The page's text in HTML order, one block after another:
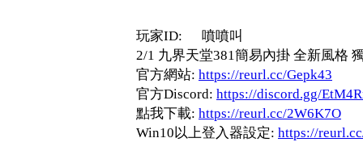
玩家ID: 噴噴叫
2/1 九界天堂381簡易內掛 全新風格
官方網站: https://reurl.cc/Gepk43
官方Discord: https://discord.gg/
點我下載: https://reurl.cc/2W6K7O
Win10以上登入器設定: https://